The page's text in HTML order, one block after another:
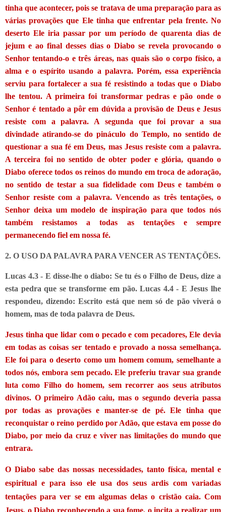
tinha que acontecer, pois se tratava de uma preparação para as
várias provações que Ele tinha que enfrentar pela frente. No
deserto Ele iria passar por um período de quarenta dias de
jejum e ao final desses dias o Diabo se revela provocando o
Senhor tentando-o e três áreas, nas quais são o corpo físico, a
alma e o espírito usando a palavra. Porém, essa experiência
serviu para fortalecer a sua fé resistindo a todas que o Diabo
lhe tentou. A primeira foi transformar pedras e pão onde o
Senhor é tentado a pôr em dúvida a provisão de Deus e Jesus
resiste com a palavra. A segunda que foi provar a sua
divindade atirando-se do pináculo do Templo, no sentido de
questionar a sua fé em Deus, mas Jesus resiste com a palavra.
A terceira foi no sentido de obter poder e glória, quando o
Diabo oferece todos os reinos do mundo em troca de adoração,
no sentido de testar a sua fidelidade com Deus e também o
Senhor resiste com a palavra. Vencendo as três tentações, o
Senhor deixa um modelo de inspiração para que todos nós
também resistamos a todas as tentações e sempre
permanecendo fiel em nossa fé.
2. O USO DA PALAVRA PARA VENCER AS TENTAÇÕES.
Lucas 4.3 - E disse-lhe o diabo: Se tu és o Filho de Deus, dize a
esta pedra que se transforme em pão. Lucas 4.4 - E Jesus lhe
respondeu, dizendo: Escrito está que nem só de pão viverá o
homem, mas de toda palavra de Deus.
Jesus tinha que lidar com o pecado e com pecadores, Ele devia
em todas as coisas ser tentado e provado a nossa semelhança.
Ele foi para o deserto como um homem comum, semelhante a
todos nós, embora sem pecado. Ele preferiu travar sua grande
luta como Filho do homem, sem recorrer aos seus atributos
divinos. O primeiro Adão caiu, mas o segundo deveria passa
por todas as provações e manter-se de pé. Ele tinha que
reconquistar o reino perdido por Adão, que estava em posse do
Diabo, por meio da cruz e viver nas limitações do mundo que
entrara.
O Diabo sabe das nossas necessidades, tanto física, mental e
espiritual e para isso ele usa dos seus ardis com variadas
tentações para ver se em algumas delas o cristão caia. Com